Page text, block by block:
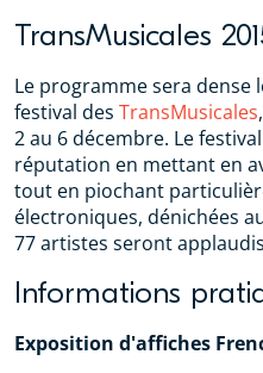
TransMusicales
Le programme sera dense
festival des TransMusicales
2 au 6 décembre. Le
réputation en mettant en
tout en piochant
électroniques, dénichées
77 artistes seront
Informations
Exposition d'affiches